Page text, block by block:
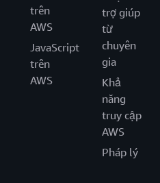
trên
AWS
JavaScript
trên
AWS
trợ giúp
từ
chuyên
gia
Khả
năng
truy cập
AWS
Pháp lý